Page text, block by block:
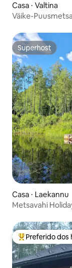
Casa ⋅ Valtina
Väike-
Superhost
Superhost
Casa ⋅ Laekannu
Metsavahi
Entre os
Preferido dos